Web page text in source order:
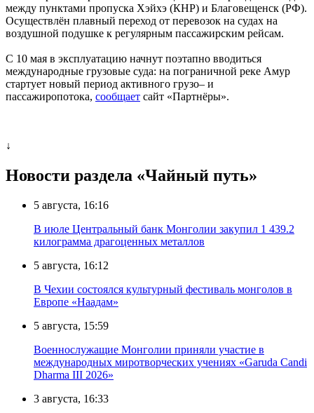
между пунктами пропуска Хэйхэ (КНР) и Благовещенск (РФ).
Осуществлён плавный переход от перевозок на судах на
воздушной подушке к регулярным пассажирским рейсам.
С 10 мая в эксплуатацию начнут поэтапно вводиться
международные грузовые суда: на пограничной реке Амур
стартует новый период активного грузо– и
пассажиропотока, сообщает сайт «Партнёры».
↓
Новости раздела «Чайный путь»
5 августа, 16:16
В июле Центральный банк Монголии закупил 1 439.2
килограмма драгоценных металлов
5 августа, 16:12
В Чехии состоялся культурный фестиваль монголов в
Европе «Наадам»
5 августа, 15:59
Военнослужащие Монголии приняли участие в
международных миротворческих учениях «Garuda Candi
Dharma III 2026»
3 августа, 16:33